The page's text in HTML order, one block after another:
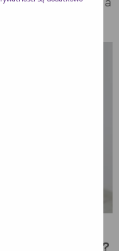
onkologicznej) a
realizacji.